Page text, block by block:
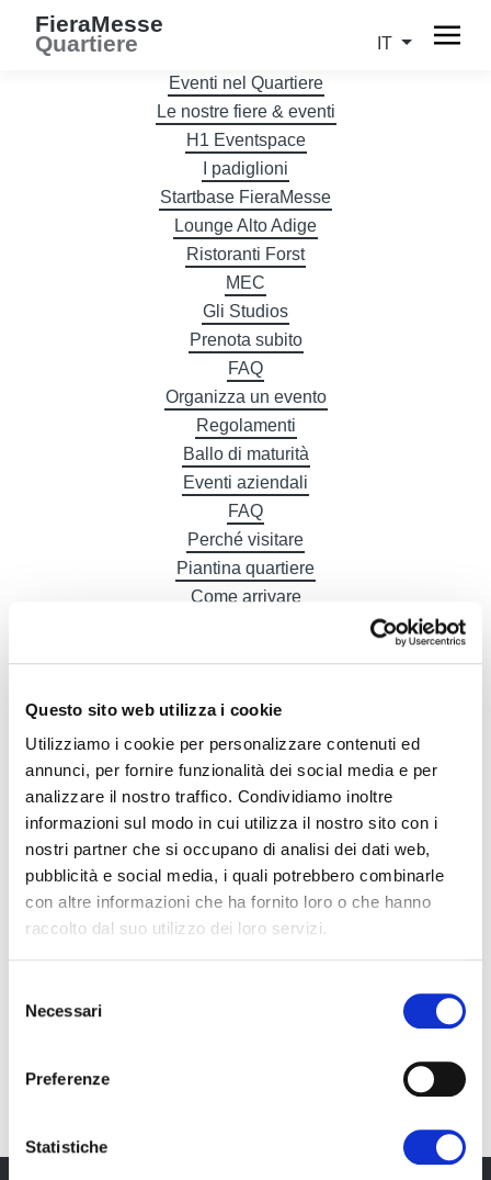
Questo sito web utilizza i cookie
Utilizziamo i cookie per personalizzare contenuti ed
annunci, per fornire funzionalità dei social media e per
analizzare il nostro traffico. Condividiamo inoltre
informazioni sul modo in cui utilizza il nostro sito con i
nostri partner che si occupano di analisi dei dati web,
pubblicità e social media, i quali potrebbero combinarle
con altre informazioni che ha fornito loro o che hanno
raccolto dal suo utilizzo dei loro servizi.
delNecessari
Preferenze
Statistiche
FieraMesse
Quartiere IT
Eventi nel Quartiere
Le nostre fiere & eventi
H1 Eventspace
I padiglioni
Startbase FieraMesse
Lounge Alto Adige
Ristoranti Forst
MEC
Gli Studios
Prenota subito
FAQ
Organizza un evento
Regolamenti
Ballo di maturità
Eventi aziendali
FAQ
Perché visitare
Piantina quartiere
Come arrivare
DE